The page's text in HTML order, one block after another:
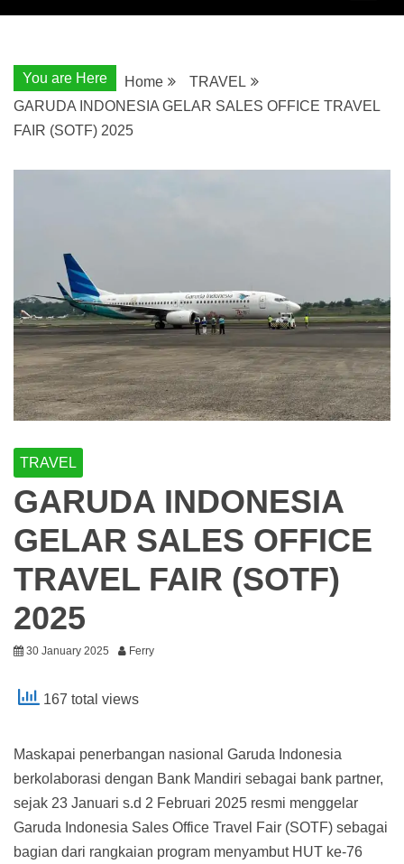
You are Here Home
TRAVEL
GARUDA INDONESIA GELAR SALES OFFICE TRAVEL
FAIR (SOTF) 2025
TRAVEL
GARUDA INDONESIA
GELAR SALES OFFICE
TRAVEL FAIR (SOTF)
2025
30 January 2025 Ferry
167 total views
Maskapai penerbangan nasional Garuda Indonesia
berkolaborasi dengan Bank Mandiri sebagai bank partner,
sejak 23 Januari s.d 2 Februari 2025 resmi menggelar
Garuda Indonesia Sales Office Travel Fair (SOTF) sebagai
bagian dari rangkaian program menyambut HUT ke-76